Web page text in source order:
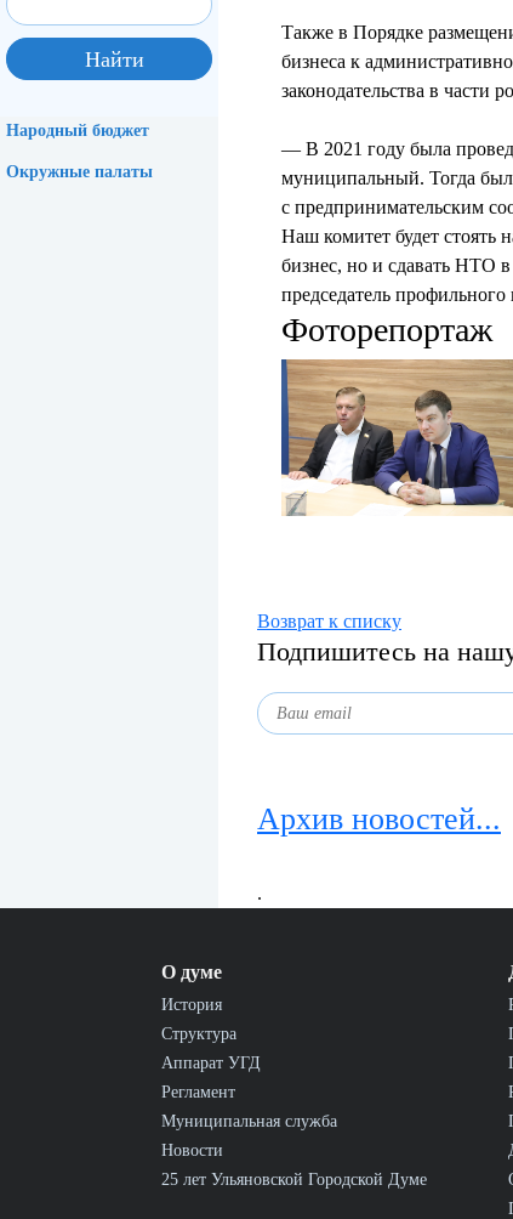
Народный бюджет
Окружные палаты
Также в Порядке
бизнеса к
законодательства в части
— В 2021 году была
муниципальный. Тогда
с предпринимательским
Наш комитет будет стоять
бизнес, но и сдавать НТО
председатель
Фоторепортаж
Возврат к списку
Подпишитесь на
Архив новостей...
.
О думе
История
Структура
Аппарат УГД
Регламент
Муниципальная служба
Новости
25 лет Ульяновской Городской Думе